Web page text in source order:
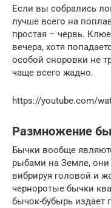
Если вы собрались
лучше всего на
простая – червь.
вечера, хотя
особой сноровки не
чаще всего жадно.
https://youtube.com/
Размножение
Бычки вообще
рыбами на Земле,
вибрируя головой и
черноротые бычки
бычок-бубырь издает